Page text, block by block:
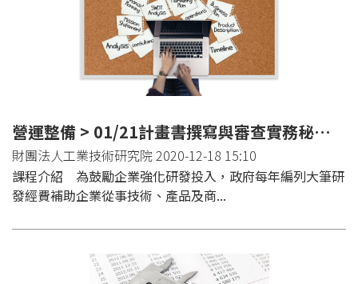
營運整備 > 01/21計畫書撰寫與審查實務秘笈系列(台北班)
財團法人工業技術研究院 2020-12-18 15:10
課程介紹 為鼓勵企業強化研發投入，政府每年編列大筆研
發經費補助企業從事技術、產品及商...